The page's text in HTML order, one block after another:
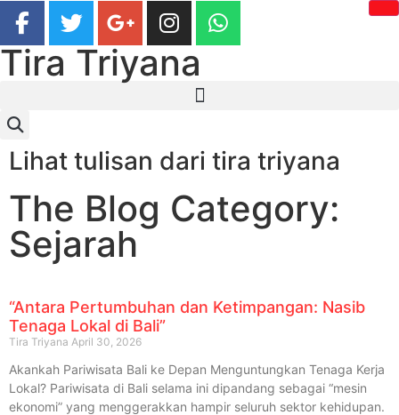
Tira Triyana
Lihat tulisan dari tira triyana
The Blog Category:
Sejarah
“Antara Pertumbuhan dan Ketimpangan: Nasib
Tenaga Lokal di Bali”
Tira Triyana April 30, 2026
Akankah Pariwisata Bali ke Depan Menguntungkan Tenaga Kerja
Lokal? Pariwisata di Bali selama ini dipandang sebagai “mesin
ekonomi” yang menggerakkan hampir seluruh sektor kehidupan.